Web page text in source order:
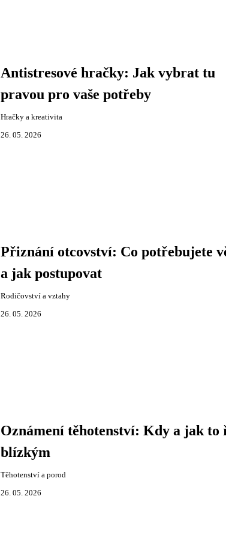
Antistresové hračky: Jak vybrat tu
pravou pro vaše potřeby
Hračky a kreativita
26. 05. 2026
Přiznání otcovství: Co potřebujete
a jak postupovat
Rodičovství a vztahy
26. 05. 2026
Oznámení těhotenství: Kdy a jak to
blízkým
Těhotenství a porod
26. 05. 2026